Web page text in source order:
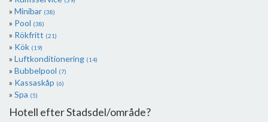
Minibar (38)
Pool (38)
Rökfritt (21)
Kök (19)
Luftkonditionering (14)
Bubbelpool (7)
Kassaskåp (6)
Spa (5)
Hotell efter Stadsdel/område?